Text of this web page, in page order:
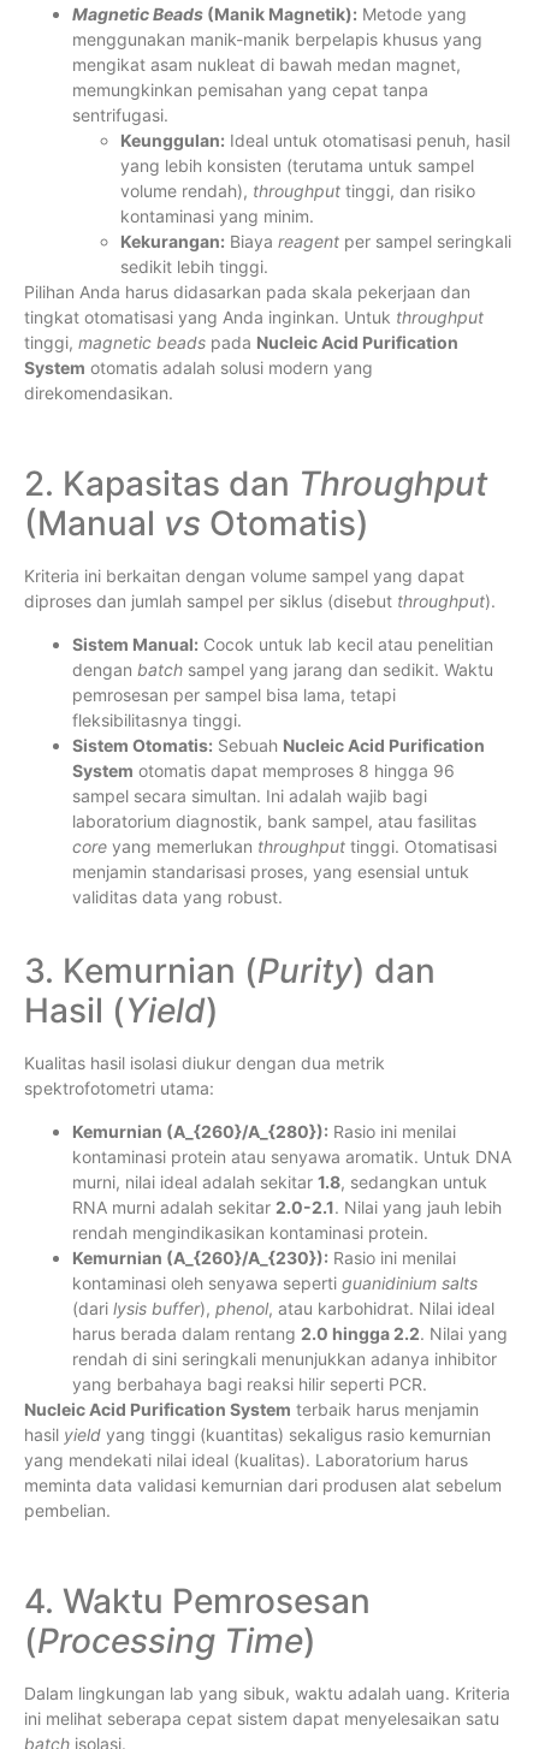
Magnetic Beads (Manik Magnetik): Metode yang
menggunakan manik-manik berpelapis khusus yang
mengikat asam nukleat di bawah medan magnet,
memungkinkan pemisahan yang cepat tanpa
sentrifugasi.
Keunggulan: Ideal untuk otomatisasi penuh, hasil
yang lebih konsisten (terutama untuk sampel
volume rendah), throughput tinggi, dan risiko
kontaminasi yang minim.
Kekurangan: Biaya reagent per sampel seringkali
sedikit lebih tinggi.
Pilihan Anda harus didasarkan pada skala pekerjaan dan
tingkat otomatisasi yang Anda inginkan. Untuk throughput
tinggi, magnetic beads pada Nucleic Acid Purification
System otomatis adalah solusi modern yang
direkomendasikan.
2. Kapasitas dan Throughput
(Manual vs Otomatis)
Kriteria ini berkaitan dengan volume sampel yang dapat
diproses dan jumlah sampel per siklus (disebut throughput).
Sistem Manual: Cocok untuk lab kecil atau penelitian
dengan batch sampel yang jarang dan sedikit. Waktu
pemrosesan per sampel bisa lama, tetapi
fleksibilitasnya tinggi.
Sistem Otomatis: Sebuah Nucleic Acid Purification
System otomatis dapat memproses 8 hingga 96
sampel secara simultan. Ini adalah wajib bagi
laboratorium diagnostik, bank sampel, atau fasilitas
core yang memerlukan throughput tinggi. Otomatisasi
menjamin standarisasi proses, yang esensial untuk
validitas data yang robust.
3. Kemurnian (Purity) dan
Hasil (Yield)
Kualitas hasil isolasi diukur dengan dua metrik
spektrofotometri utama:
Kemurnian (A_{260}/A_{280}): Rasio ini menilai
kontaminasi protein atau senyawa aromatik. Untuk DNA
murni, nilai ideal adalah sekitar 1.8, sedangkan untuk
RNA murni adalah sekitar 2.0-2.1. Nilai yang jauh lebih
rendah mengindikasikan kontaminasi protein.
Kemurnian (A_{260}/A_{230}): Rasio ini menilai
kontaminasi oleh senyawa seperti guanidinium salts
(dari lysis buffer), phenol, atau karbohidrat. Nilai ideal
harus berada dalam rentang 2.0 hingga 2.2. Nilai yang
rendah di sini seringkali menunjukkan adanya inhibitor
yang berbahaya bagi reaksi hilir seperti PCR.
Nucleic Acid Purification System terbaik harus menjamin
hasil yield yang tinggi (kuantitas) sekaligus rasio kemurnian
yang mendekati nilai ideal (kualitas). Laboratorium harus
meminta data validasi kemurnian dari produsen alat sebelum
pembelian.
4. Waktu Pemrosesan
(Processing Time)
Dalam lingkungan lab yang sibuk, waktu adalah uang. Kriteria
ini melihat seberapa cepat sistem dapat menyelesaikan satu
batch isolasi.